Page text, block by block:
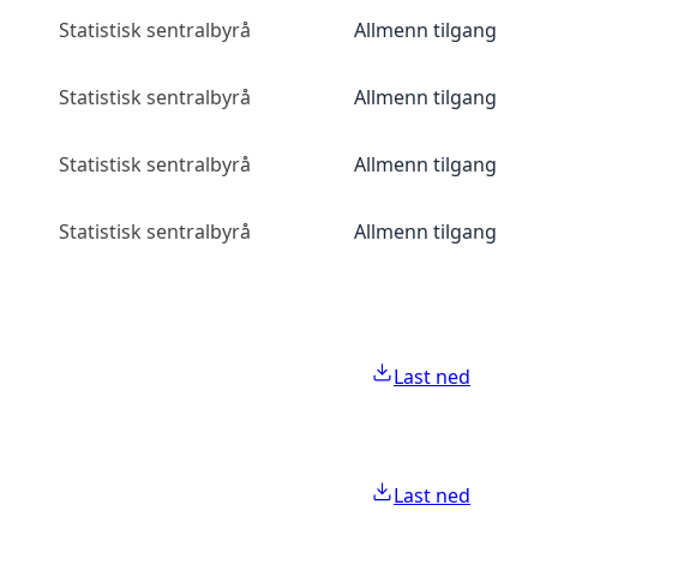
Statistisk sentralbyrå Allmenn tilgang
Statistisk sentralbyrå Allmenn tilgang
Statistisk sentralbyrå Allmenn tilgang
Statistisk sentralbyrå Allmenn tilgang
Last ned
Last ned